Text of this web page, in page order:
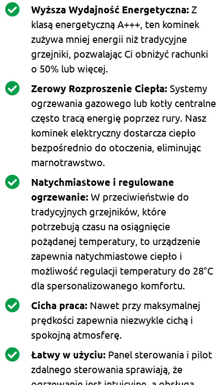
Wyższa Wydajność Energetyczna:Z
klasą energetyczną A+++, ten kominek
zużywa mniej energii niż tradycyjne
grzejniki, pozwalając Ci obniżyć rachunki
o 50% lub więcej.
Zerowy Rozproszenie Ciepła:Systemy
ogrzewania gazowego lub kotły centralne
często tracą energię poprzez rury. Nasz
kominek elektryczny dostarcza ciepło
bezpośrednio do otoczenia, eliminując
marnotrawstwo.
Natychmiastowe i regulowane
ogrzewanie:W przeciwieństwie do
tradycyjnych grzejników, które
potrzebują czasu na osiągnięcie
pożądanej temperatury, to urządzenie
zapewnia natychmiastowe ciepło i
możliwość regulacji temperatury do 28°C
dla spersonalizowanego komfortu.
Cicha praca:Nawet przy maksymalnej
prędkości zapewnia niezwykle cichą i
spokojną atmosferę.
Łatwy w użyciu:Panel sterowania i pilot
zdalnego sterowania sprawiają, że